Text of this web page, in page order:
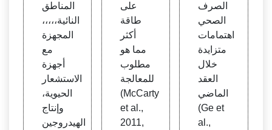
المناطق
النائية،،،،،
المجهزة
مع
أجهزة
الاستشعار
الحيوية،
وإنتاج
الهيدروجين
على
طاقة
أكثر
مما هو
مطلوب
للمعالجة
(McCarty
et al.,
2011,
الصرف
الصحي
اهتمامات
متزايدة
خلال
العقد
الماضي
(Ge et
al.,